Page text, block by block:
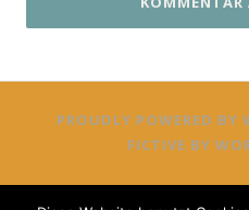
PROUDLY POWERED BY
FICTIVE BY